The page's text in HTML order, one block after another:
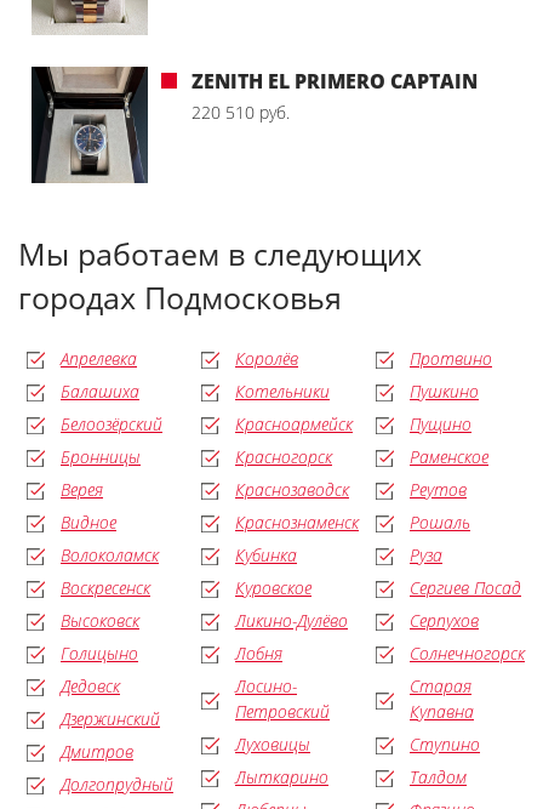
ZENITH EL PRIMERO CAPTAIN
220 510 руб.
Мы работаем в следующих
городах Подмосковья
Апрелевка
Балашиха
Белоозёрский
Бронницы
Верея
Видное
Волоколамск
Воскресенск
Высоковск
Голицыно
Дедовск
Дзержинский
Дмитров
Долгопрудный
Королёв
Котельники
Красноармейск
Красногорск
Краснозаводск
Краснознаменск
Кубинка
Куровское
Ликино-Дулёво
Лобня
Лосино-
Петровский
Луховицы
Лыткарино
Протвино
Пушкино
Пущино
Раменское
Реутов
Рошаль
Руза
Сергиев Посад
Серпухов
Солнечногорск
Старая
Купавна
Ступино
Талдом